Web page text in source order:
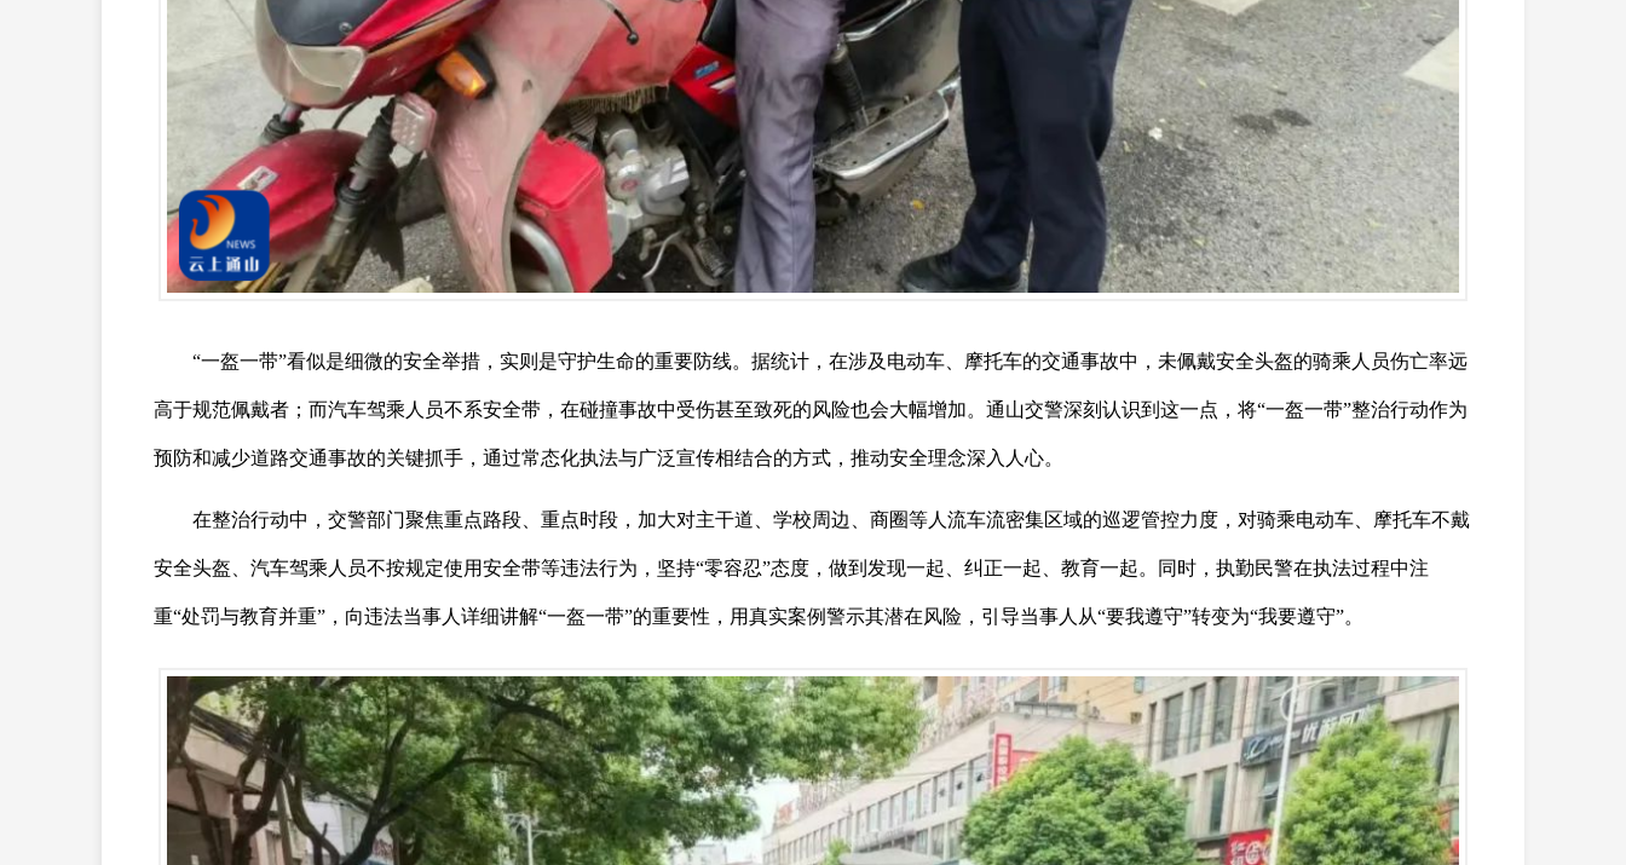
“一盔一带”看似是细微的安全举措，实则是守护生命的重要防线。据统计，在涉及电动车、摩托车的交通事故中，未佩戴安全头盔的骑乘人员伤亡率远
高于规范佩戴者；而汽车驾乘人员不系安全带，在碰撞事故中受伤甚至致死的风险也会大幅增加。通山交警深刻认识到这一点，将“一盔一带”整治行动作为
预防和减少道路交通事故的关键抓手，通过常态化执法与广泛宣传相结合的方式，推动安全理念深入人心。
在整治行动中，交警部门聚焦重点路段、重点时段，加大对主干道、学校周边、商圈等人流车流密集区域的巡逻管控力度，对骑乘电动车、摩托车不戴
安全头盔、汽车驾乘人员不按规定使用安全带等违法行为，坚持“零容忍”态度，做到发现一起、纠正一起、教育一起。同时，执勤民警在执法过程中注
重“处罚与教育并重”，向违法当事人详细讲解“一盔一带”的重要性，用真实案例警示其潜在风险，引导当事人从“要我遵守”转变为“我要遵守”。